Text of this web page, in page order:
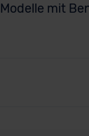
Modelle mit